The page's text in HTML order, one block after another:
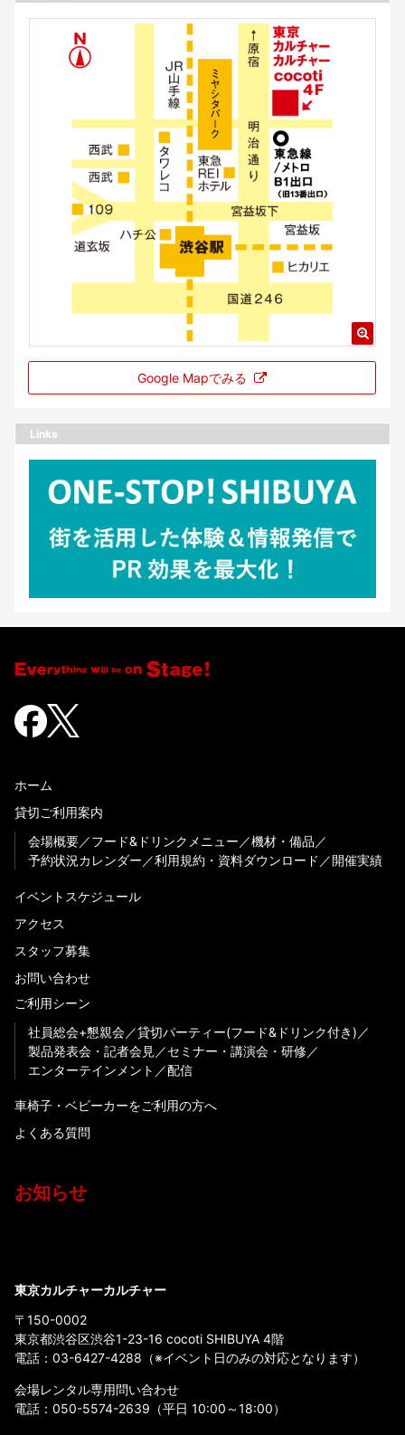
Google Mapでみる
Links
ホーム
貸切ご利用案内
会場概要
フード&ドリンクメニュー
機材・備品
予約状況カレンダー
利用規約・資料ダウンロード 開催実績
イベントスケジュール
アクセス
スタッフ募集
お問い合わせ
ご利用シーン
社員総会+懇親会
貸切パーティー(フード&ドリンク付き)
製品発表会・記者会見
セミナー・講演会・研修
エンターテインメント
配信
車椅子・ベビーカーをご利用の方へ
よくある質問
お知らせ
東京カルチャーカルチャー
〒150-0002
東京都渋谷区渋谷1-23-16 cocoti SHIBUYA 4階
電話： 03-6427-4288 （※イベント日のみの対応となります）
会場レンタル専用問い合わせ
電話： 050-5574-2639 （平日 10:00～18:00）